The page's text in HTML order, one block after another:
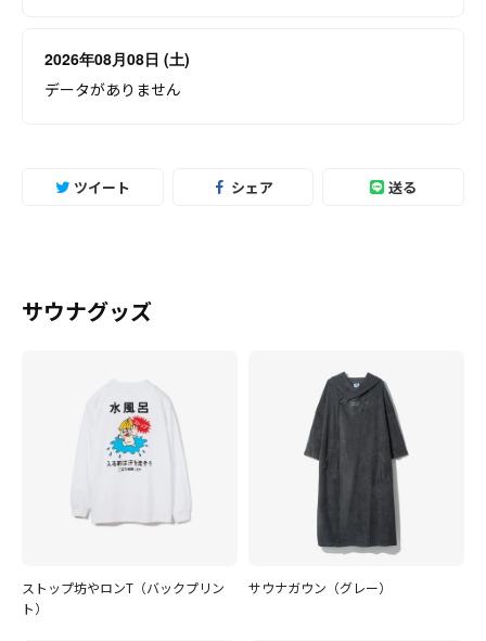
2026年08月08日 (土)
データがありません
ツイート シェア 送る
サウナグッズ
ストップ坊やロンT（バックプリン
ト）
サウナガウン（グレー）